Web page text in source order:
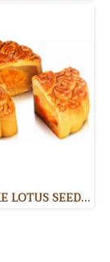
MOON CAKE LOTUS SEED ขนมไหว้พระจันทร์ไส้เม็ดบัว